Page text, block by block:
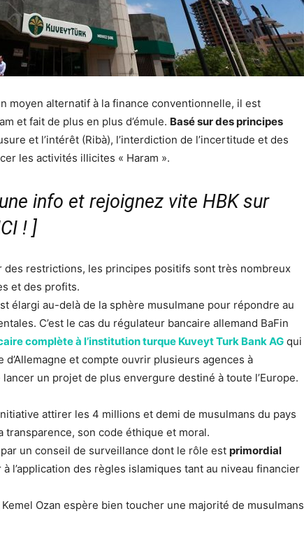
moyen alternatif à la finance conventionnelle, il est
et fait de plus en plus d’émule. Basé sur des principes
et l’intérêt (Ribà), l’interdiction de l’incertitude et des
les activités illicites « Haram ».
info et rejoignez vite HBK sur
! ]
des restrictions, les principes positifs sont très nombreux
et des profits.
élargi au-delà de la sphère musulmane pour répondre au
C’est le cas du régulateur bancaire allemand BaFin
complète à l’institution turque Kuveyt Turk Bank AG qui
et compte ouvrir plusieurs agences à
un projet de plus envergure destiné à toute l’Europe.
attirer les 4 millions et demi de musulmans du pays
transparence, son code éthique et moral.
un conseil de surveillance dont le rôle est primordial
l’application des règles islamiques tant au niveau financier
Ozan espère bien toucher une majorité de musulmans